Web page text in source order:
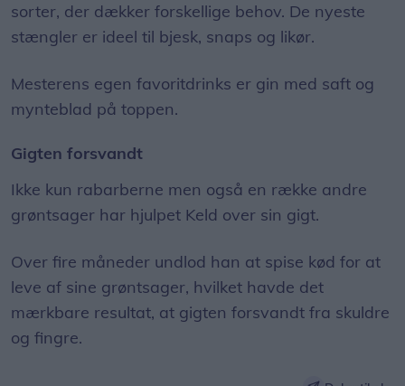
sorter, der dækker forskellige behov. De nyeste
stængler er ideel til bjesk, snaps og likør.
Mesterens egen favoritdrinks er gin med saft og
mynteblad på toppen.
Gigten forsvandt
Ikke kun rabarberne men også en række andre
grøntsager har hjulpet Keld over sin gigt.
Over fire måneder undlod han at spise kød for at
leve af sine grøntsager, hvilket havde det
mærkbare resultat, at gigten forsvandt fra skuldre
og fingre.